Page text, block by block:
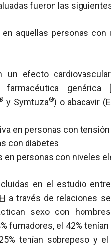
fueron las
aquellas personas con
un efecto
farmacéutica genérica
y Symtuza®) o abacavir
en personas con tensión
con diabetes
personas con niveles
en el estudio
a través de relaciones
sexo con
fumadores, el 42%
tenían sobrepeso y el